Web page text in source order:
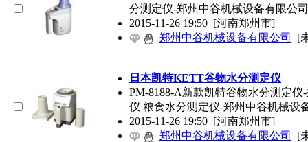
分测定仪-郑州中谷机械设备有限公
2015-11-26 19:50 [河南郑州市]
郑州中谷机械设备有限公司
[
日本凯特KETT谷物水分测定仪
PM-8188-A新款凯特谷物水分测定
仪 粮食水分测定仪-郑州中谷机械设
2015-11-26 19:50 [河南郑州市]
郑州中谷机械设备有限公司
[